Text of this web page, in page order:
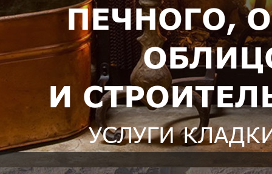
ПЕЧНОГО,
И
УСЛУГИ